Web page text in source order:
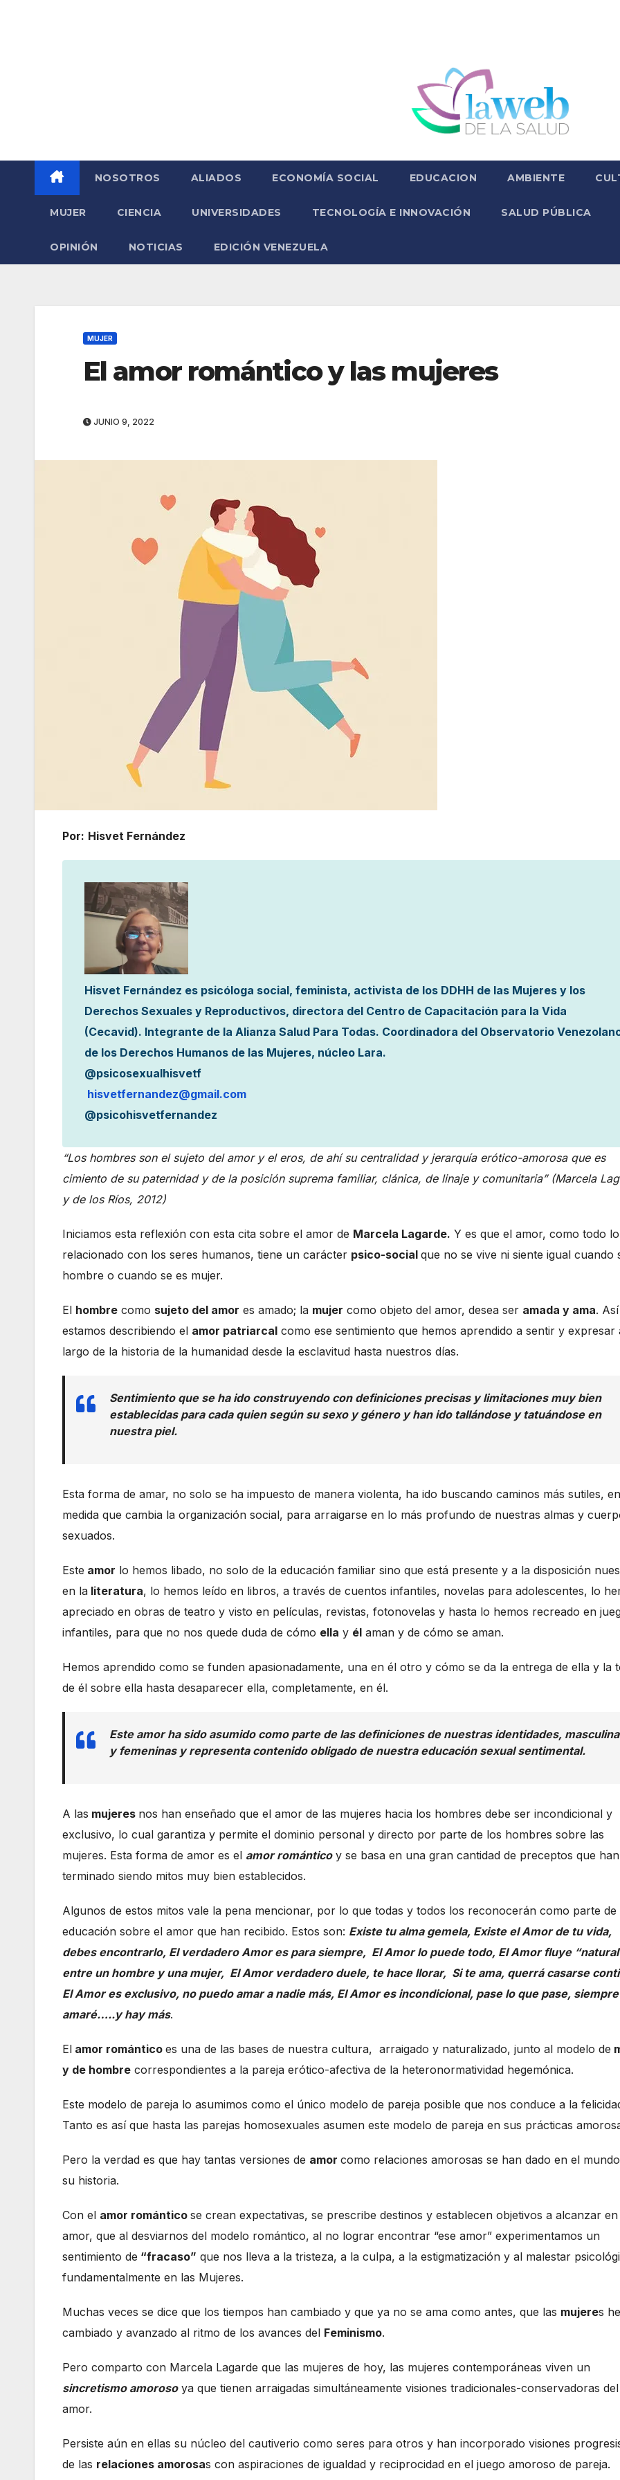
NOSOTROS ALIADOS ECONOMÍA SOCIAL EDUCACION AMBIENTE
MUJER CIENCIA UNIVERSIDADES TECNOLOGÍA E INNOVACIÓN SALUD PÚBLICA
OPINIÓN NOTICIAS EDICIÓN VENEZUELA
MUJER
El amor romántico y las mujeres
JUNIO 9, 2022
Por: Hisvet Fernández
Hisvet Fernández es psicóloga social, feminista, activista de los DDHH de las Mujeres y los
Derechos Sexuales y Reproductivos, directora del Centro de Capacitación para la Vida
(Cecavid). Integrante de la Alianza Salud Para Todas. Coordinadora del Observatorio
de los Derechos Humanos de las Mujeres, núcleo Lara.
@psicosexualhisvetf
hisvetfernandez@gmail.com
@psicohisvetfernandez
“Los hombres son el sujeto del amor y el eros, de ahí su centralidad y jerarquía erótico-amorosa que es
cimiento de su paternidad y de la posición suprema familiar, clánica, de linaje y comunitaria” (Marcela
y de los Ríos, 2012)
Iniciamos esta reflexión con esta cita sobre el amor de Marcela Lagarde. Y es que el amor, como todo lo
relacionado con los seres humanos, tiene un carácter psico-social que no se vive ni siente igual cuando
hombre o cuando se es mujer.
El hombre como sujeto del amor es amado; la mujer como objeto del amor, desea ser amada y ama. Así
estamos describiendo el amor patriarcal como ese sentimiento que hemos aprendido a sentir y expresar
largo de la historia de la humanidad desde la esclavitud hasta nuestros días.
Sentimiento que se ha ido construyendo con definiciones precisas y limitaciones muy bien
establecidas para cada quien según su sexo y género y han ido tallándose y tatuándose en
nuestra piel.
Esta forma de amar, no solo se ha impuesto de manera violenta, ha ido buscando caminos más sutiles,
medida que cambia la organización social, para arraigarse en lo más profundo de nuestras almas y
sexuados.
Este amor lo hemos libado, no solo de la educación familiar sino que está presente y a la disposición
en la literatura, lo hemos leído en libros, a través de cuentos infantiles, novelas para adolescentes, lo
apreciado en obras de teatro y visto en películas, revistas, fotonovelas y hasta lo hemos recreado en
infantiles, para que no nos quede duda de cómo ella y él aman y de cómo se aman.
Hemos aprendido como se funden apasionadamente, una en él otro y cómo se da la entrega de ella y la
de él sobre ella hasta desaparecer ella, completamente, en él.
Este amor ha sido asumido como parte de las definiciones de nuestras identidades,
y femeninas y representa contenido obligado de nuestra educación sexual sentimental.
A las mujeres nos han enseñado que el amor de las mujeres hacia los hombres debe ser incondicional y
exclusivo, lo cual garantiza y permite el dominio personal y directo por parte de los hombres sobre las
mujeres. Esta forma de amor es el amor románticoy se basa en una gran cantidad de preceptos que han
terminado siendo mitos muy bien establecidos.
Algunos de estos mitos vale la pena mencionar, por lo que todas y todos los reconocerán como parte de
educación sobre el amor que han recibido. Estos son: Existe tu alma gemela, Existe el Amor de tu vida,
debes encontrarlo, El verdadero Amor es para siempre, El Amor lo puede todo, El Amor fluye
entre un hombre y una mujer, El Amor verdadero duele, te hace llorar, Si te ama, querrá casarse
El Amor es exclusivo, no puedo amar a nadie más, El Amor es incondicional, pase lo que pase,
amaré…..y hay más.
El amor romántico es una de las bases de nuestra cultura, arraigado y naturalizado, junto al modelo de
y de hombre correspondientes a la pareja erótico-afectiva de la heteronormatividad hegemónica.
Este modelo de pareja lo asumimos como el único modelo de pareja posible que nos conduce a la
Tanto es así que hasta las parejas homosexuales asumen este modelo de pareja en sus prácticas
Pero la verdad es que hay tantas versiones de amor como relaciones amorosas se han dado en el
su historia.
Con el amor romántico se crean expectativas, se prescribe destinos y establecen objetivos a alcanzar
amor, que al desviarnos del modelo romántico, al no lograr encontrar “ese amor” experimentamos un
sentimiento de “fracaso” que nos lleva a la tristeza, a la culpa, a la estigmatización y al malestar
fundamentalmente en las Mujeres.
Muchas veces se dice que los tiempos han cambiado y que ya no se ama como antes, que las mujeres
cambiado y avanzado al ritmo de los avances del Feminismo.
Pero comparto con Marcela Lagarde que las mujeres de hoy, las mujeres contemporáneas viven un
sincretismo amorosoya que tienen arraigadas simultáneamente visiones tradicionales-conservadoras del
amor.
Persiste aún en ellas su núcleo del cautiverio como seres para otros y han incorporado visiones
de las relaciones amorosas con aspiraciones de igualdad y reciprocidad en el juego amoroso de pareja.